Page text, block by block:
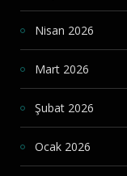
Nisan 2026
Mart 2026
Şubat 2026
Ocak 2026